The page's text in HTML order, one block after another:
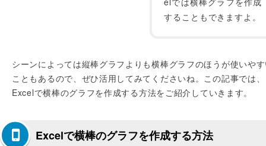
することもできますよ。
シーンによっては縦棒グラフよりも横棒グラフのほうが使いや
こともあるので、ぜひ活用してみてくださいね。この記事では、
Excelで横棒のグラフを作成する方法をご紹介していきます。
Excelで横棒のグラフを作成する方法